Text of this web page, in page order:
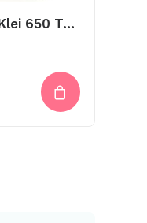
Pardo Sieraden Klei 650 Turquoise